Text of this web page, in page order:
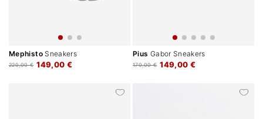
MephistoSneakers
149,00 €
220,00 €
Pius Gabor Sneakers
149,00 €
170,00 €